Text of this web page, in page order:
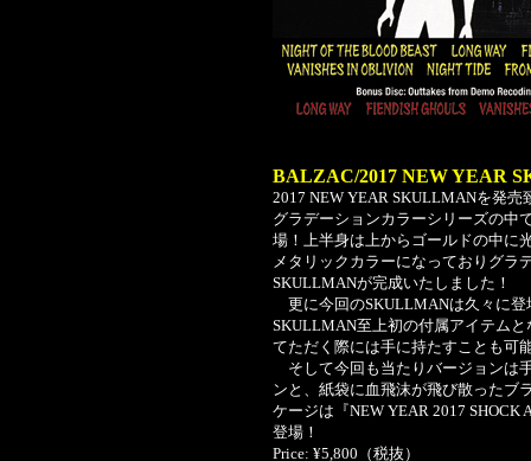
BALZAC/2017 NEW YEAR
2017 NEW YEAR SKULLMANを発
グラデーションカラーシリーズの中
場！上半身は上からゴールドの中に
メタリックカラーになっておりグラ
SKULLMANが完成いたしました！
更に今回のSKULLMANは久々に登
SKULLMAN至上初の付属アイテム
てただく際には手に持たすことも可
そして今回も当たりバージョンは
ンと、紙袋に血飛沫が飛び散ったブ
ケージは『NEW YEAR 2017
登場！
Price: ¥5,800（税抜）